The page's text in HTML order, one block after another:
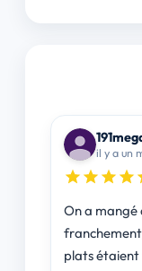
il y a un
On a mangé
plats étaient